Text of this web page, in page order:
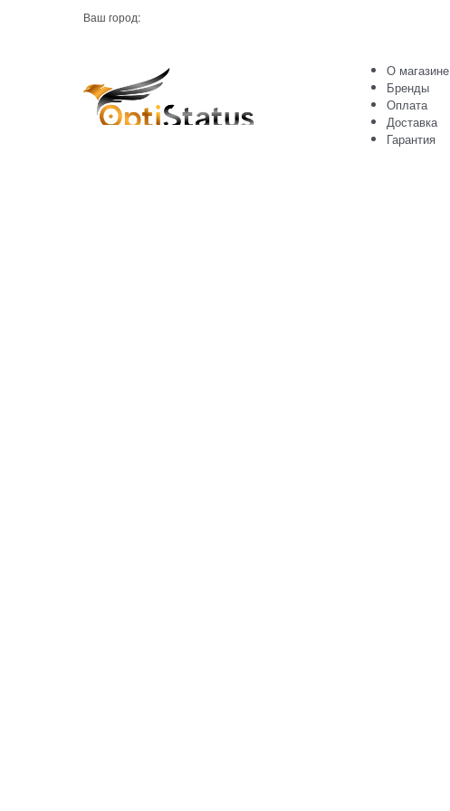
Ваш город:
О магазине
Бренды
Оплата
Доставка
Гарантия